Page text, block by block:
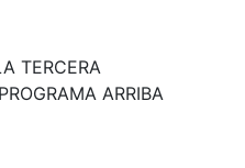
TERCERA
ARRIBA